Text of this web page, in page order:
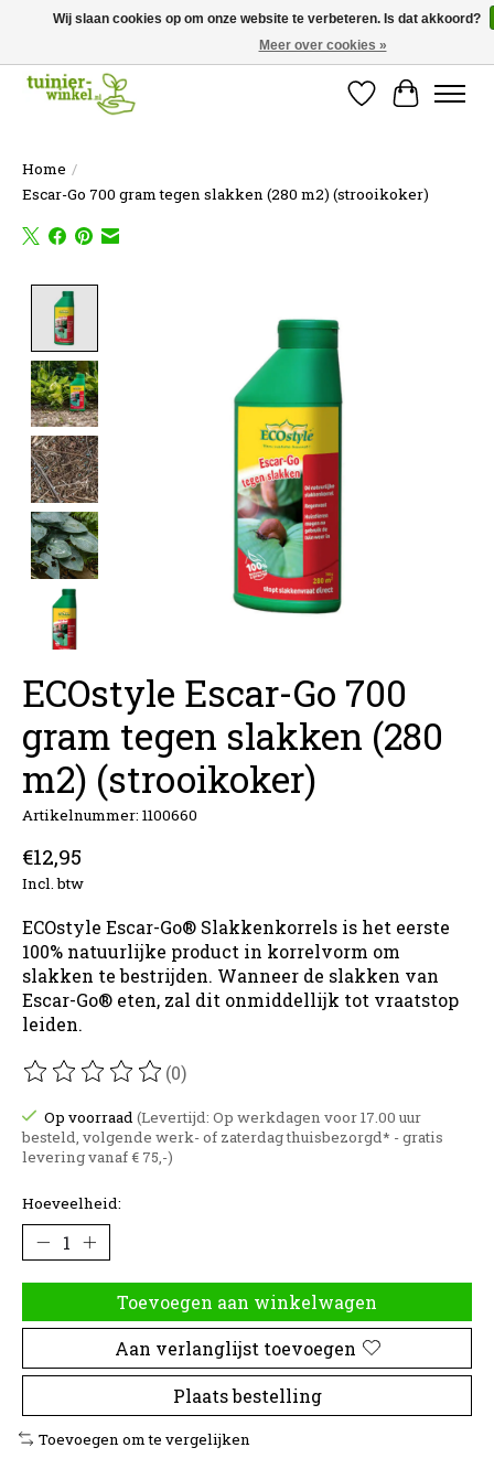
Online tuinartikelen kopen ✓ Online sinds 2007 ✓ Thuiswinkel Waarborg
Verlanglijst
Home /
Escar-Go 700 gram tegen slakken (280 m2) (strooikoker)
ECOstyle Escar-Go 700
gram tegen slakken (280
m2) (strooikoker)
Artikelnummer: 1100660
€12,95
Incl. btw
ECOstyle Escar-Go® Slakkenkorrels is het eerste
100% natuurlijke product in korrelvorm om
slakken te bestrijden. Wanneer de slakken van
Escar-Go® eten, zal dit onmiddellijk tot vraatstop
leiden.
De beoordeling van dit product is
(0)
Op voorraad (Levertijd: Op werkdagen voor 17.00 uur
besteld, volgende werk- of zaterdag thuisbezorgd* - gratis
levering vanaf € 75,-)
Hoeveelheid:
Toevoegen aan winkelwagen
Aan verlanglijst toevoegen
Plaats bestelling
Toevoegen om te vergelijken
Wij slaan cookies op om onze website te verbeteren. Is dat akkoord?
Meer over cookies »